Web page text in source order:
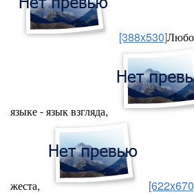
[388x530]
языке - язык взгляда,
жеста,